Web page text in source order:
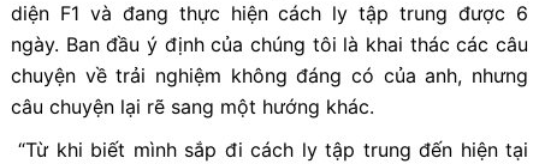
diện F1 và đang thực hiện cách ly tập trung được 6
ngày. Ban đầu ý định của chúng tôi là khai thác các câu
chuyện về trải nghiệm không đáng có của anh, nhưng
câu chuyện lại rẽ sang một hướng khác.
“Từ khi biết mình sắp đi cách ly tập trung đến hiện tại